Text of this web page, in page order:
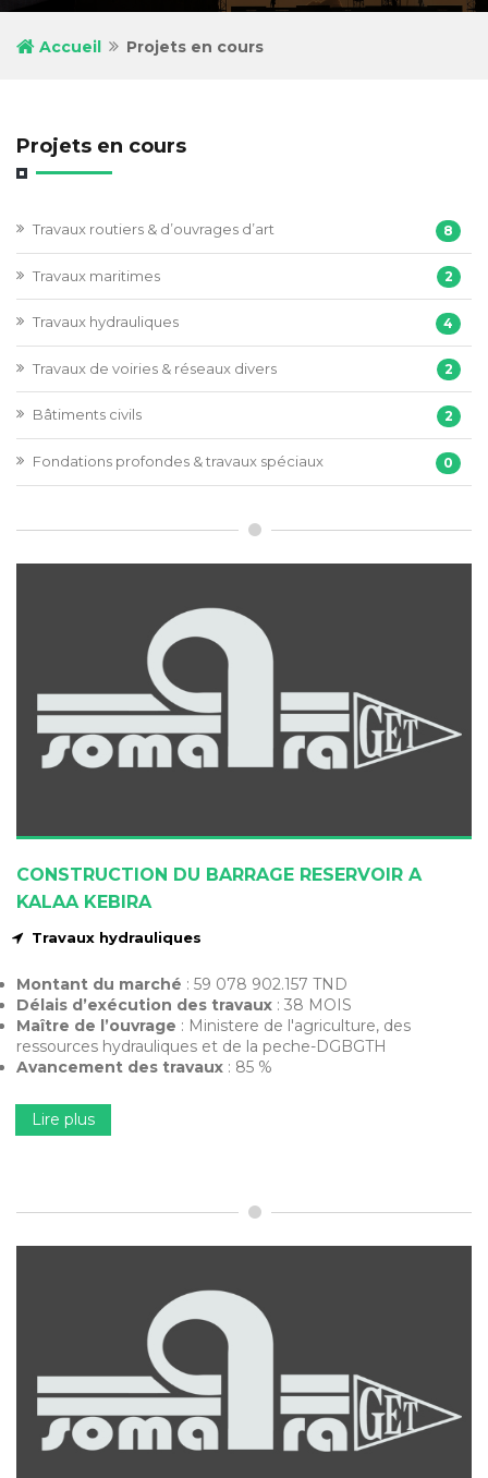
Accueil Projets en cours
Projets en cours
Travaux routiers & d’ouvrages d’art 8
Travaux maritimes 2
Travaux hydrauliques 4
Travaux de voiries & réseaux divers 2
Bâtiments civils 2
Fondations profondes & travaux spéciaux 0
CONSTRUCTION DU BARRAGE RESERVOIR A
KALAA KEBIRA
Travaux hydrauliques
Montant du marché : 59 078 902.157 TND
Délais d’exécution des travaux : 38 MOIS
Maître de l’ouvrage : Ministere de l'agriculture, des
ressources hydrauliques et de la peche-DGBGTH
Avancement des travaux : 85 %
Lire plus